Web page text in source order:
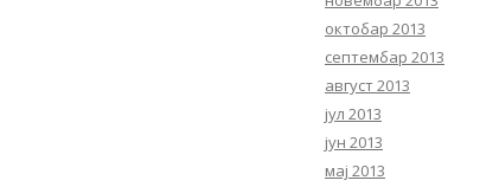
октобар 2013
септембар 2013
август 2013
јул 2013
јун 2013
мај 2013